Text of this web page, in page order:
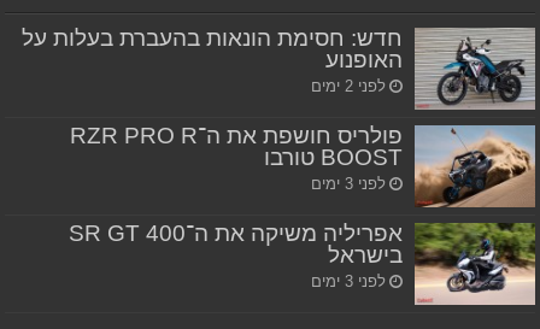
חדש: חסימת הונאות בהעברת בעלות על
האופנוע
לפני 2 ימים
פולריס חושפת את ה־RZR PRO R
BOOST טורבו
לפני 3 ימים
אפריליה משיקה את ה־SR GT 400
בישראל
לפני 3 ימים